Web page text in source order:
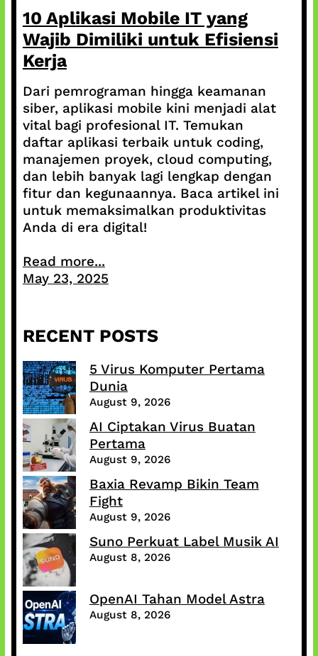
10 Aplikasi Mobile IT yang
Wajib Dimiliki untuk Efisiensi
Kerja
Dari pemrograman hingga keamanan
siber, aplikasi mobile kini menjadi alat
vital bagi profesional IT. Temukan
daftar aplikasi terbaik untuk coding,
manajemen proyek, cloud computing,
dan lebih banyak lagi lengkap dengan
fitur dan kegunaannya. Baca artikel ini
untuk memaksimalkan produktivitas
Anda di era digital!
Read more...
May 23, 2025
RECENT POSTS
5 Virus Komputer Pertama
Dunia
August 9, 2026
AI Ciptakan Virus Buatan
Pertama
August 9, 2026
Baxia Revamp Bikin Team
Fight
August 9, 2026
Suno Perkuat Label Musik AI
August 8, 2026
OpenAI Tahan Model Astra
August 8, 2026